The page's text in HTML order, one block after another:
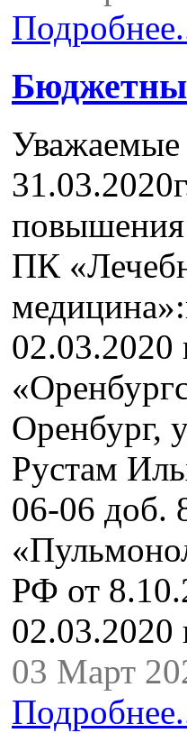
повышения
ПК
02.03.2020
Оренбург,
Рустам
06-06 доб.
РФ от
03 Март